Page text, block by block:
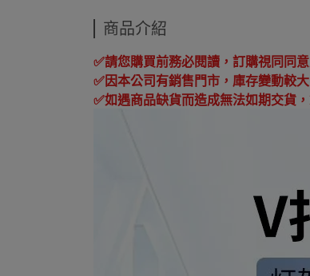
商品介紹
✅請您購買前務必閱讀，訂購視同同意
✅因本公司有銷售門市，庫存變動較
✅如遇商品缺貨而造成無法如期交貨，